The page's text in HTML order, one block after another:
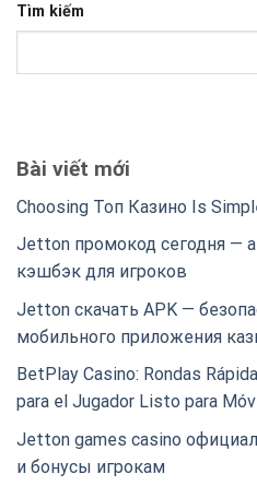
Tìm kiếm
Bài viết mới
Choosing Топ Казино Is
Jetton промокод сегодня —
кэшбэк для игроков
Jetton скачать APK —
мобильного приложения
BetPlay Casino: Rondas
para el Jugador Listo para
Jetton games casino
и бонусы игрокам